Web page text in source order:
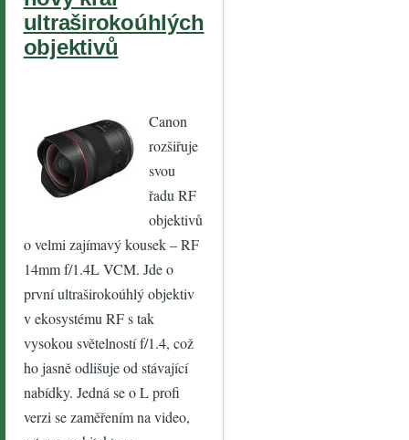
ultraširokoúhlých
objektivů
Canon
rozšiřuje
svou
řadu RF
objektivů
o velmi zajímavý kousek – RF
14mm f/1.4L VCM. Jde o
první ultraširokoúhlý objektiv
v ekosystému RF s tak
vysokou světelností f/1.4, což
ho jasně odlišuje od stávající
nabídky. Jedná se o L profi
verzi se zaměřením na video,
NEJSTE
PŘIHLÁ
ŠENI
zaregistr
ujete a
přihlásíte
, získáte
komento
vat,
vkládat
fotografi
e ,
nahlížet
do
katalogu